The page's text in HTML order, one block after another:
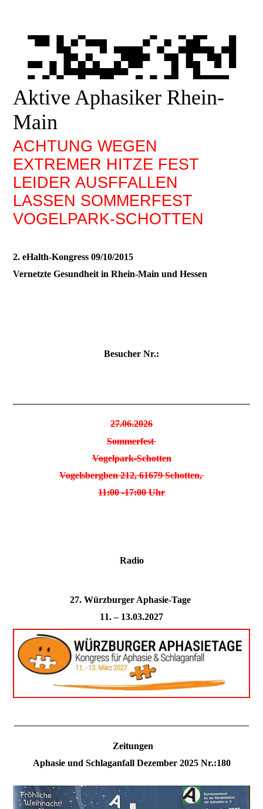
Aktive Aphasiker Rhein-
Main
ACHTUNG WEGEN
EXTREMER HITZE FEST
LEIDER AUSFFALLEN
LASSEN SOMMERFEST
VOGELPARK-SCHOTTEN
2. eHalth-Kongress 09/10/2015
Vernetzte Gesundheit in Rhein-Main und Hessen
Besucher Nr.:
27.06.2026
Sommerfest
Vogelpark-Schotten
Vogelsbergben 212, 61679 Schotten,
11:00 -17:00 Uhr
Radio
27. Würzburger Aphasie-Tage
11. – 13.03.2027
Zeitungen
Aphasie und Schlaganfall Dezember 2025 Nr.:180